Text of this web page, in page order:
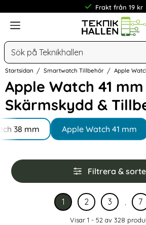
30 dagar öppet köp
Meny
Sök
Startsidan Smartwatch Tillbehör Apple
Apple Watch 41
Skärmskydd &
Hoppa
till
produkter
Underkategorier
38 mm Apple Watch 41 mm
Hoppa
över
filtersektionen
Filtrera &
Filtrera & sortera
Nuvarande sida, sidan
1
av 7
Gå till sidan
2
av 7
Gå till
3
av 7
.
7
Visar 1 - 52 av 328